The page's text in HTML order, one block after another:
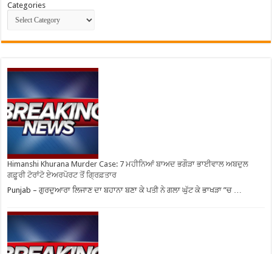
Categories
Himanshi Khurana Murder Case: 7 ਮਹੀਨਿਆਂ ਬਾਅਦ ਭਗੌੜਾ ਭਾਈਵਾਲ ਅਬਦੁਲ
ਗਫ਼ੂਰੀ ਟੋਰਾਂਟੋ ਏਅਰਪੋਰਟ ਤੋਂ ਗ੍ਰਿਫ਼ਤਾਰ
Punjab – ਗੁਰਦੁਆਰਾ ਲਿਜਾਣ ਦਾ ਬਹਾਨਾ ਬਣਾ ਕੇ ਪਤੀ ਨੇ ਗਲਾ ਘੁੱਟ ਕੇ ਭਾਖੜਾ ”ਚ …